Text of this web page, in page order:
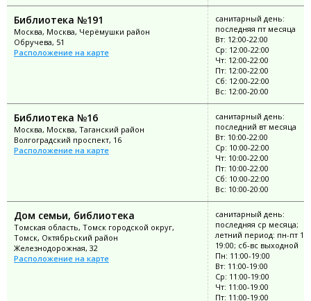
Библиотека №191
Москва, Москва, Черёмушки район
Обручева, 51
Расположение на карте
санитарный день:
последняя пт месяца
Вт: 12:00-22:00
Ср: 12:00-22:00
Чт: 12:00-22:00
Пт: 12:00-22:00
Сб: 12:00-22:00
Вс: 12:00-20:00
Библиотека №16
Москва, Москва, Таганский район
Волгоградский проспект, 16
Расположение на карте
санитарный день:
последний вт месяца
Вт: 10:00-22:00
Ср: 10:00-22:00
Чт: 10:00-22:00
Пт: 10:00-22:00
Сб: 10:00-22:00
Вс: 10:00-20:00
Дом семьи, библиотека
Томская область, Томск городской округ,
Томск, Октябрьский район
Железнодорожная, 32
Расположение на карте
санитарный день:
последняя ср месяца;
летний период: пн-пт
19:00; сб-вс выходной
Пн: 11:00-19:00
Вт: 11:00-19:00
Ср: 11:00-19:00
Чт: 11:00-19:00
Пт: 11:00-19:00